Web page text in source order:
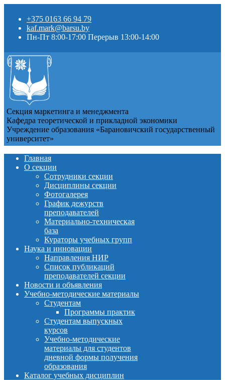
+375 0163 66 94 79
kaf.mark@barsu.by
Пн-Пт 8:00-17:00 Перерыв 13:00-14:00
Секция маркетинга и менеджмента
Кафедра теоретической и прикладной экономики
Учреждение образования «Барановичский государственный
университет»
Главная
О секции
Сотрудники секции
Дисциплины секции
Фотогалерея
График дежурств
преподавателей
Материально-техническая
база
Кураторы учебных групп
Наука и инновации
Направления НИР
Список публикаций
преподавателей секции
Новости и объявления
Учебно-методические материалы
Студентам
Программы практик
Студентам выпускных
курсов
Учебно-методические
материалы для студентов
дневной формы получения
образования
Каталог учебных дисциплин